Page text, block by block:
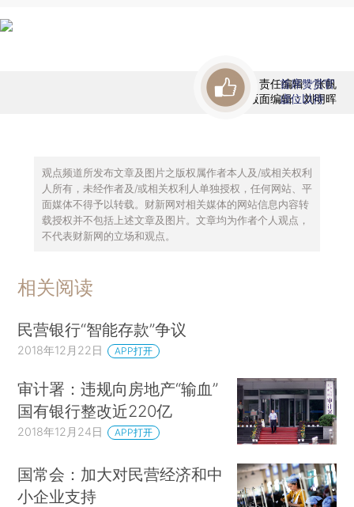
责任编辑：张帆
版面编辑：刘明晖
首席赞赏官
虚位以待
观点频道所发布文章及图片之版权属作者本人及/或相关权利
人所有，未经作者及/或相关权利人单独授权，任何网站、平
面媒体不得予以转载。财新网对相关媒体的网站信息内容转
载授权并不包括上述文章及图片。文章均为作者个人观点，
不代表财新网的立场和观点。
相关阅读
民营银行“智能存款”争议
2018年12月22日 APP打开
审计署：违规向房地产“输血”
国有银行整改近220亿
2018年12月24日 APP打开
国常会：加大对民营经济和中
小企业支持